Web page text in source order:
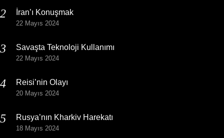
İran’ı Konuşmak
22 Mayıs 2024
Savaşta Teknoloji Kullanımı
22 Mayıs 2024
Reisi’nin Olayı
20 Mayıs 2024
Rusya’nın Kharkiv Harekatı
18 Mayıs 2024